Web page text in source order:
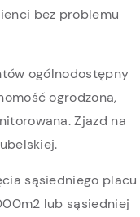
bez problemu
ogólnodostępny
ogrodzona,
Zjazd na
sąsiedniego placu
lub sąsiedniej